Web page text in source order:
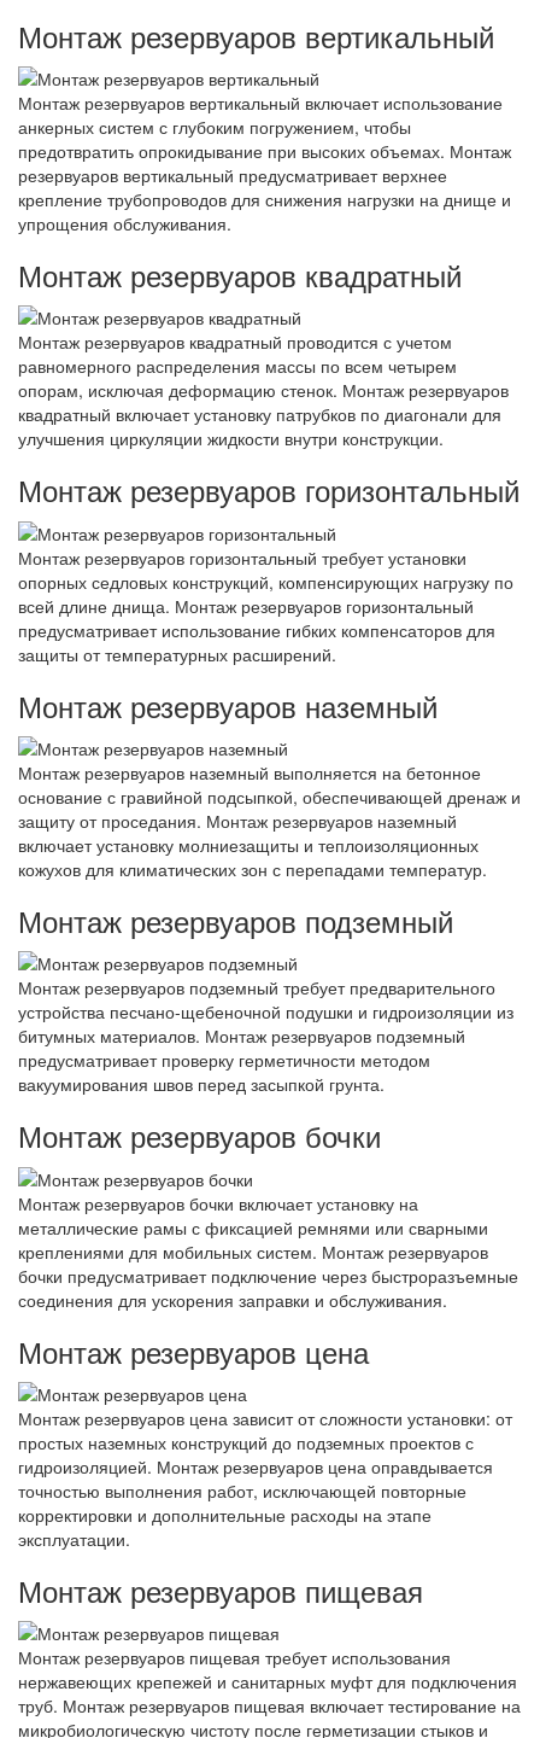
Монтаж резервуаров вертикальный
Монтаж резервуаров вертикальный включает использование
анкерных систем с глубоким погружением, чтобы
предотвратить опрокидывание при высоких объемах. Монтаж
резервуаров вертикальный предусматривает верхнее
крепление трубопроводов для снижения нагрузки на днище и
упрощения обслуживания.
Монтаж резервуаров квадратный
Монтаж резервуаров квадратный проводится с учетом
равномерного распределения массы по всем четырем
опорам, исключая деформацию стенок. Монтаж резервуаров
квадратный включает установку патрубков по диагонали для
улучшения циркуляции жидкости внутри конструкции.
Монтаж резервуаров горизонтальный
Монтаж резервуаров горизонтальный требует установки
опорных седловых конструкций, компенсирующих нагрузку по
всей длине днища. Монтаж резервуаров горизонтальный
предусматривает использование гибких компенсаторов для
защиты от температурных расширений.
Монтаж резервуаров наземный
Монтаж резервуаров наземный выполняется на бетонное
основание с гравийной подсыпкой, обеспечивающей дренаж и
защиту от проседания. Монтаж резервуаров наземный
включает установку молниезащиты и теплоизоляционных
кожухов для климатических зон с перепадами температур.
Монтаж резервуаров подземный
Монтаж резервуаров подземный требует предварительного
устройства песчано-щебеночной подушки и гидроизоляции из
битумных материалов. Монтаж резервуаров подземный
предусматривает проверку герметичности методом
вакуумирования швов перед засыпкой грунта.
Монтаж резервуаров бочки
Монтаж резервуаров бочки включает установку на
металлические рамы с фиксацией ремнями или сварными
креплениями для мобильных систем. Монтаж резервуаров
бочки предусматривает подключение через быстроразъемные
соединения для ускорения заправки и обслуживания.
Монтаж резервуаров цена
Монтаж резервуаров цена зависит от сложности установки: от
простых наземных конструкций до подземных проектов с
гидроизоляцией. Монтаж резервуаров цена оправдывается
точностью выполнения работ, исключающей повторные
корректировки и дополнительные расходы на этапе
эксплуатации.
Монтаж резервуаров пищевая
Монтаж резервуаров пищевая требует использования
нержавеющих крепежей и санитарных муфт для подключения
труб. Монтаж резервуаров пищевая включает тестирование на
микробиологическую чистоту после герметизации стыков и